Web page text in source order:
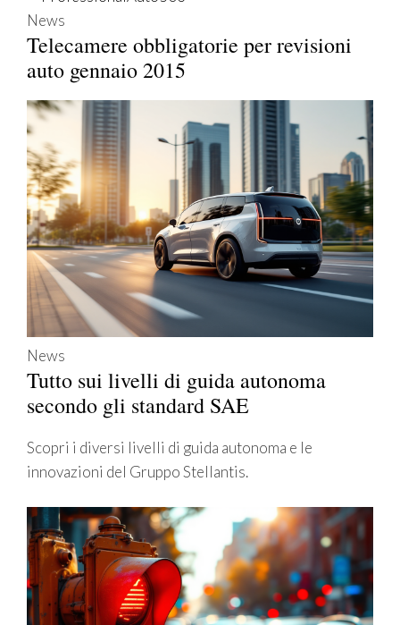
News
Telecamere obbligatorie per revisioni
auto gennaio 2015
News
Tutto sui livelli di guida autonoma
secondo gli standard SAE
Scopri i diversi livelli di guida autonoma e le
innovazioni del Gruppo Stellantis.